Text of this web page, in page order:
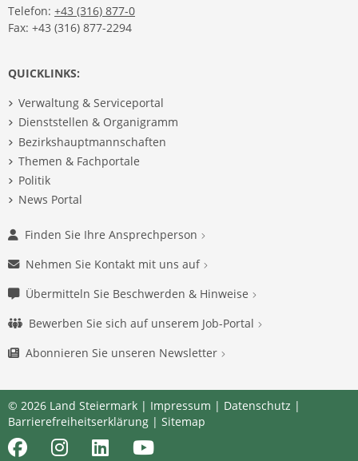
Telefon: +43 (316) 877-0
Fax: +43 (316) 877-2294
QUICKLINKS:
Verwaltung & Serviceportal
Dienststellen & Organigramm
Bezirkshauptmannschaften
Themen & Fachportale
Politik
News Portal
Finden Sie Ihre Ansprechperson
Nehmen Sie Kontakt mit uns auf
Übermitteln Sie Beschwerden & Hinweise
Bewerben Sie sich auf unserem Job-Portal
Abonnieren Sie unseren Newsletter
© 2026 Land Steiermark | Impressum | Datenschutz |
Barrierefreiheitserklärung | Sitemap
FacebookInstagramLinkedInYoutube